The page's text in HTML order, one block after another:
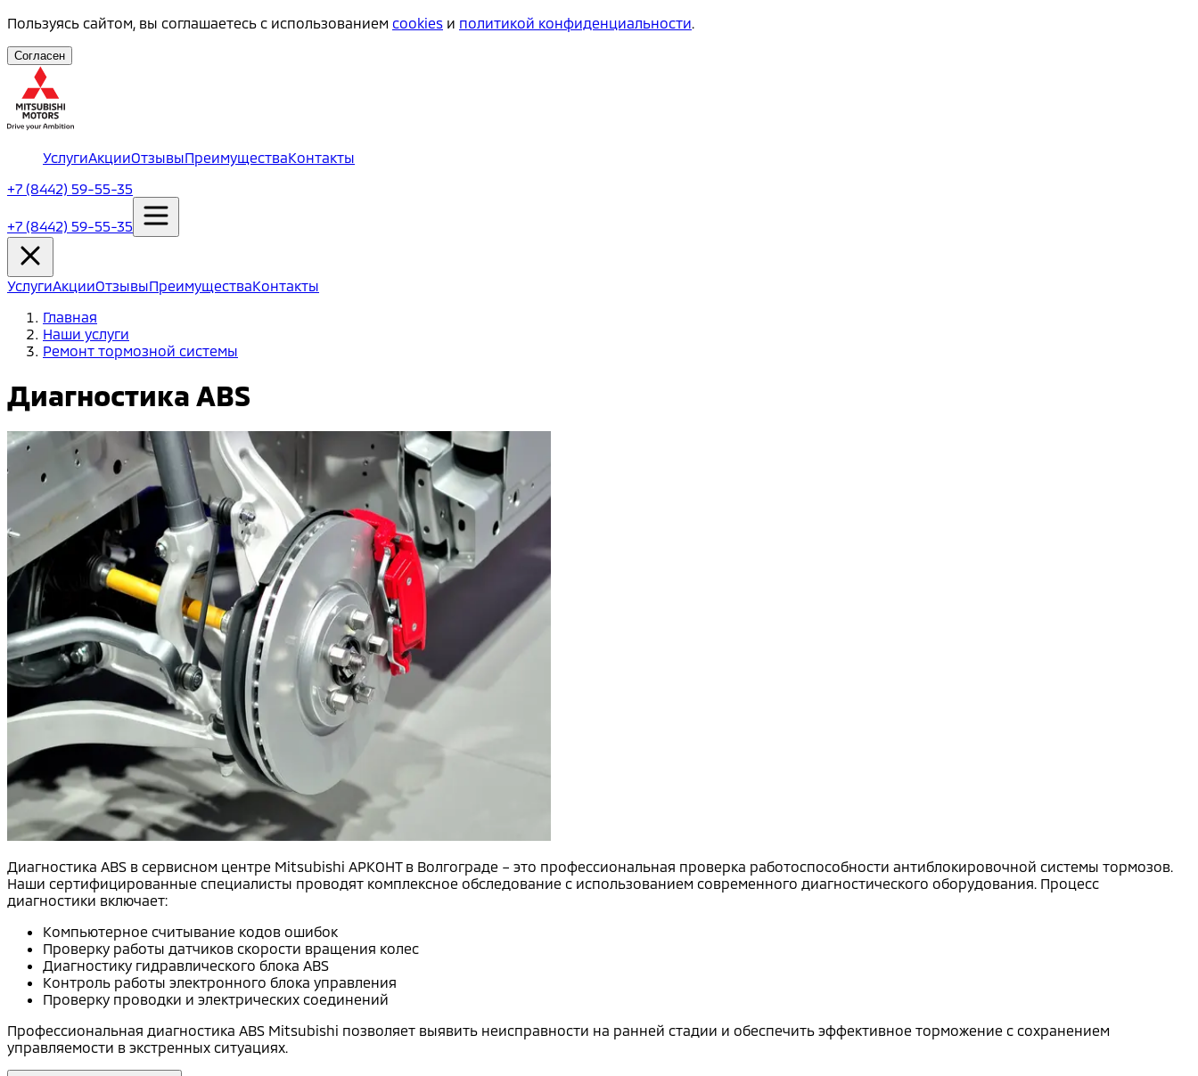
Пользуясь сайтом, вы соглашаетесь с использованием cookies и политикой конфиденциальности.
Согласен
УслугиАкцииОтзывыПреимуществаКонтакты
+7 (8442) 59-55-35
+7 (8442) 59-55-35
УслугиАкцииОтзывыПреимуществаКонтакты
Главная
Наши услуги
Ремонт тормозной системы
Диагностика ABS
Диагностика ABS в сервисном центре Mitsubishi АРКОНТ в Волгограде – это профессиональная проверка работоспособности антиблокировочной системы тормозов.
Наши сертифицированные специалисты проводят комплексное обследование с использованием современного диагностического оборудования. Процесс
диагностики включает:
Компьютерное считывание кодов ошибок
Проверку работы датчиков скорости вращения колес
Диагностику гидравлического блока ABS
Контроль работы электронного блока управления
Проверку проводки и электрических соединений
Профессиональная диагностика ABS Mitsubishi позволяет выявить неисправности на ранней стадии и обеспечить эффективное торможение с сохранением
управляемости в экстренных ситуациях.